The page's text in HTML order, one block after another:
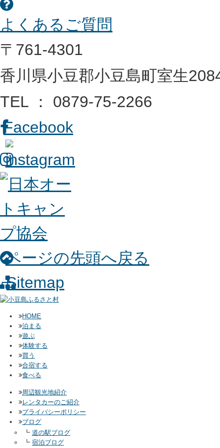
よくあるご質問
〒761-4301
香川県小豆郡小豆島町室生
TEL ： 0879-75-2266
Facebook
ページの先頭へ戻る
Sitemap
HOME
泊まる
遊ぶ
体験する
買う
合宿する
食べる
周辺観光地紹介
レンタカーのご紹介
プライバシーポリシー
ブログ
┗ 道の駅ブログ
┗ 宿泊ブログ